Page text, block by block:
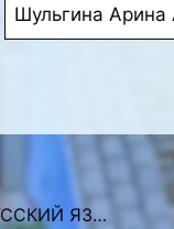
Шульгина Арина
РЕЗУЛЬТАТЫ ВСТУПИТЕЛЬНОГО ИСПЫТАНИЯ «РУССКИЙ ЯЗЫК»